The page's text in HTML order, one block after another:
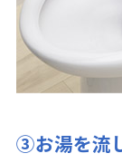
③お湯を流